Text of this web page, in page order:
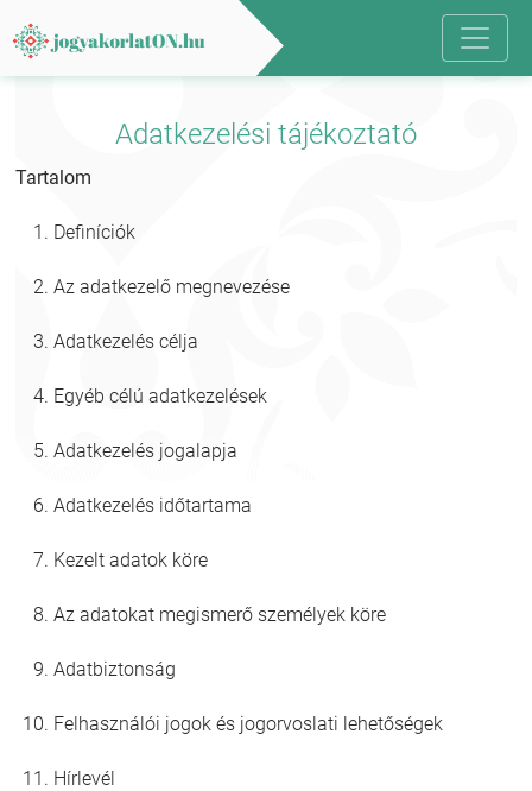
Adatkezelési tájékoztató
Tartalom
Definíciók
Az adatkezelő megnevezése
Adatkezelés célja
Egyéb célú adatkezelések
Adatkezelés jogalapja
Adatkezelés időtartama
Kezelt adatok köre
Az adatokat megismerő személyek köre
Adatbiztonság
Felhasználói jogok és jogorvoslati lehetőségek
Hírlevél